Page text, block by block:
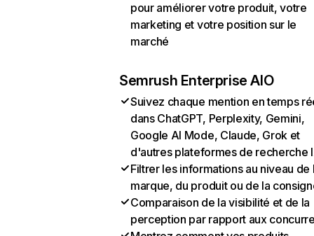
pour améliorer votre produit, votre
marketing et votre position sur le
marché
Semrush Enterprise AIO
Suivez chaque mention en temps
dans ChatGPT, Perplexity, Gemini,
Google AI Mode, Claude, Grok et
d'autres plateformes de recherche
Filtrer les informations au niveau de
marque, du produit ou de la
Comparaison de la visibilité et de la
perception par rapport aux